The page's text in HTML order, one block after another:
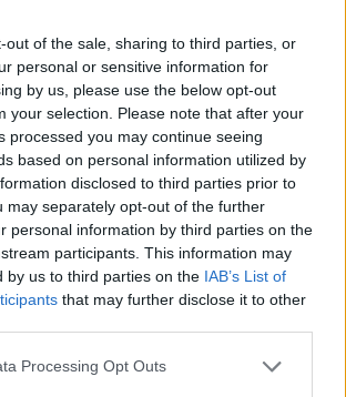
out of the sale, sharing to third parties, or
personal or sensitive information for
by us, please use the below opt-out
your selection. Please note that after your
processed you may continue seeing
based on personal information utilized by
disclosed to third parties prior to
may separately opt-out of the further
personal information by third parties on the
participants. This information may
by us to third parties on the IAB’s List of
that may further disclose it to other
website/app uses one or more Google
Processing Opt Outs
leggere